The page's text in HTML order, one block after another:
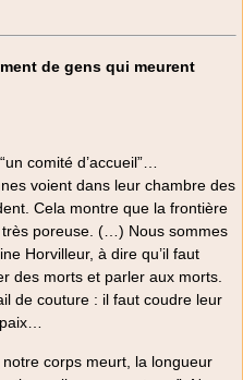
de gens qui meurent
comité d’accueil”…
voient dans leur chambre des
Cela montre que la frontière
très poreuse. (…) Nous sommes
Horvilleur, à dire qu’il faut
des morts et parler aux morts.
de couture : il faut coudre leur
notre corps meurt, la longueur